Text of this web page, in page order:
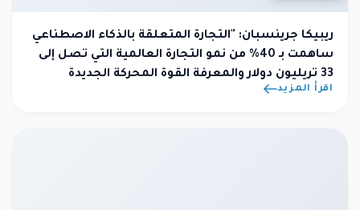
ريبيكا جرينسبان: "التجارة المتعلقة بالذكاء الاصطناعي
ساهمت بـ 40% من نمو التجارة العالمية التي تصل إلى
33 تريليون دولار والمعرفة القوة المحركة الجديدة
للاقتصاد العالمي
اقرأ المزيد